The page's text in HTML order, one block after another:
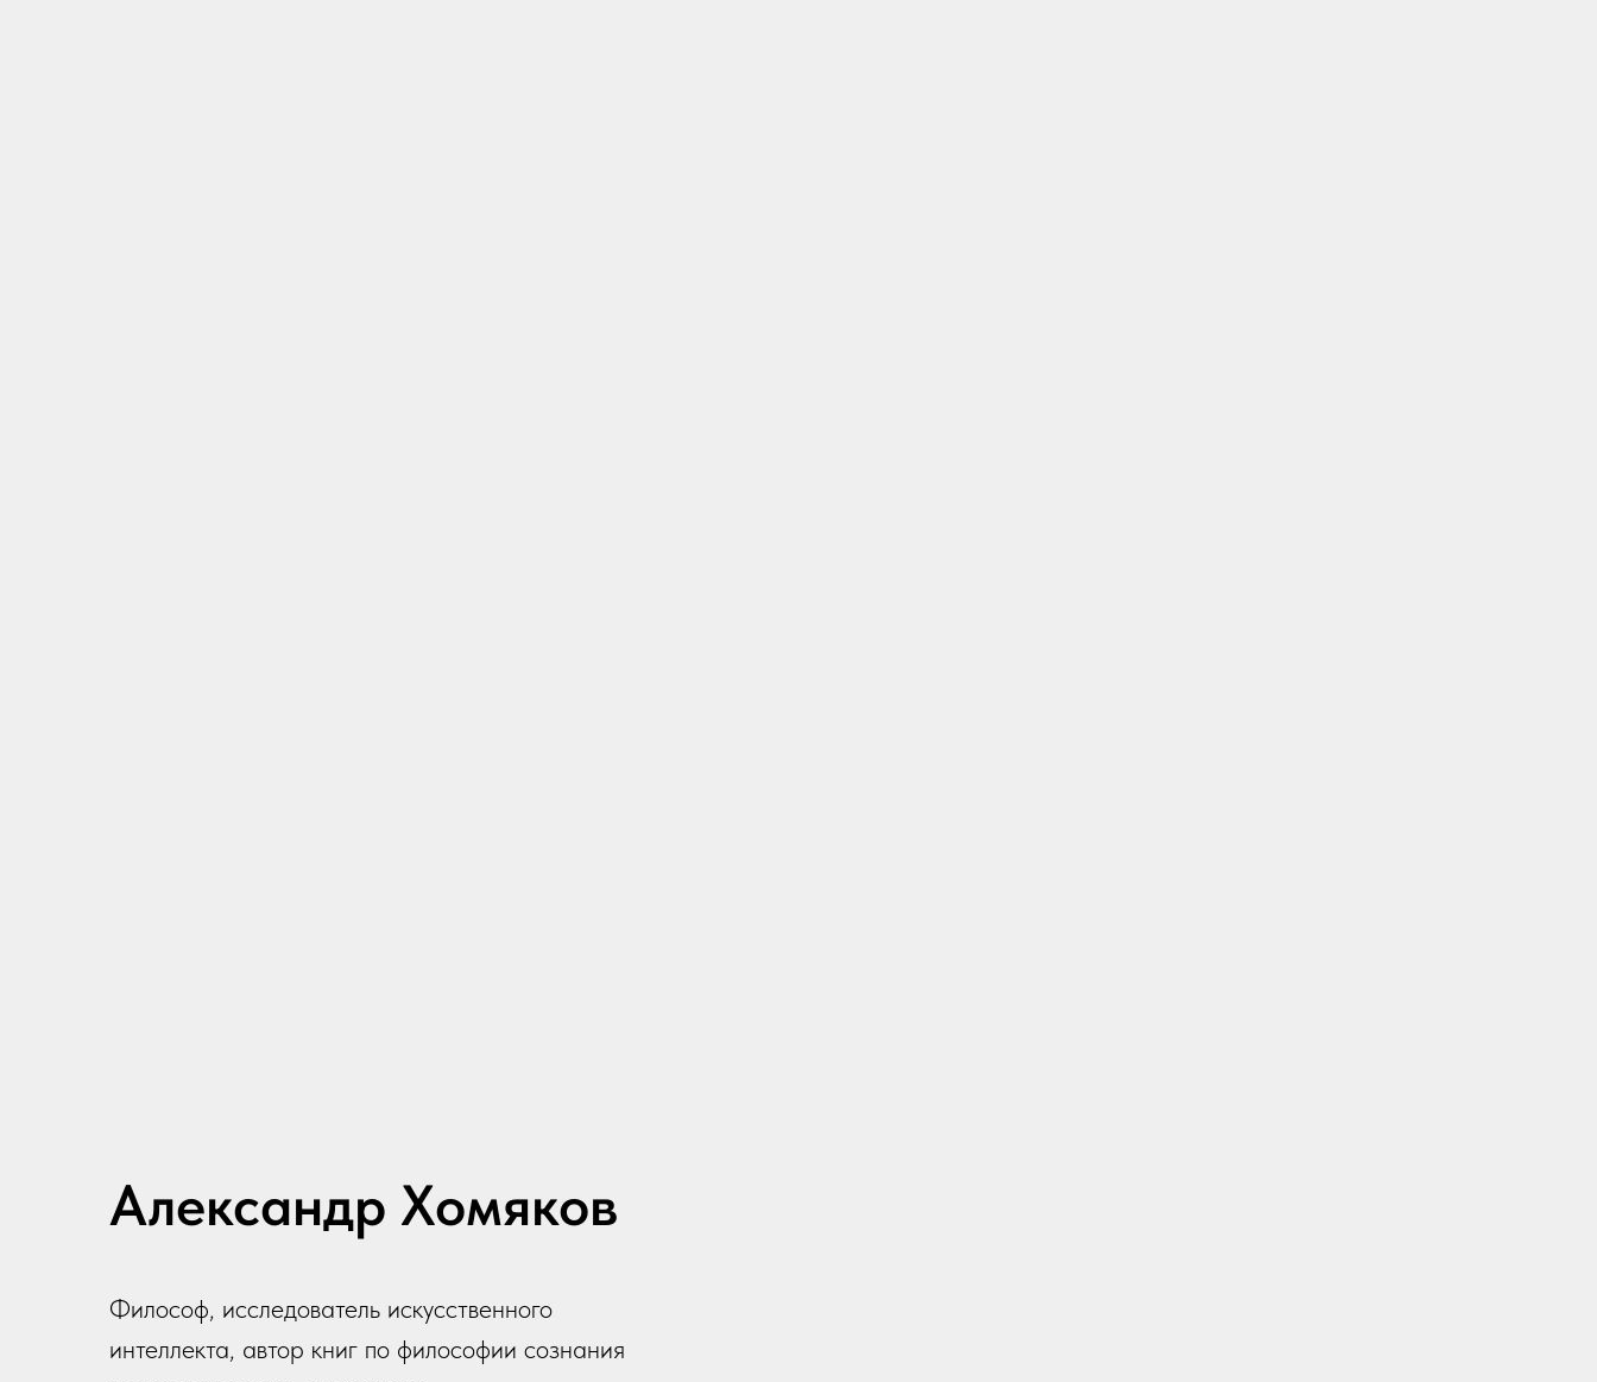
Александр Хомяков
Философ, исследователь искусственного
интеллекта, автор книг по философии сознания